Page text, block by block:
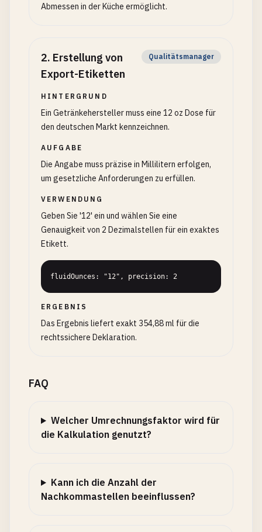
Abmessen in der Küche ermöglicht.
2. Erstellung von
Export-Etiketten
Qualitätsmanager
HINTERGRUND
Ein Getränkehersteller muss eine 12 oz Dose für
den deutschen Markt kennzeichnen.
AUFGABE
Die Angabe muss präzise in Millilitern erfolgen,
um gesetzliche Anforderungen zu erfüllen.
VERWENDUNG
Geben Sie '12' ein und wählen Sie eine
Genauigkeit von 2 Dezimalstellen für ein exaktes
Etikett.
fluidOunces: "12", precision: 2
ERGEBNIS
Das Ergebnis liefert exakt 354,88 ml für die
rechtssichere Deklaration.
FAQ
Welcher Umrechnungsfaktor wird für
die Kalkulation genutzt?
Kann ich die Anzahl der
Nachkommastellen beeinflussen?